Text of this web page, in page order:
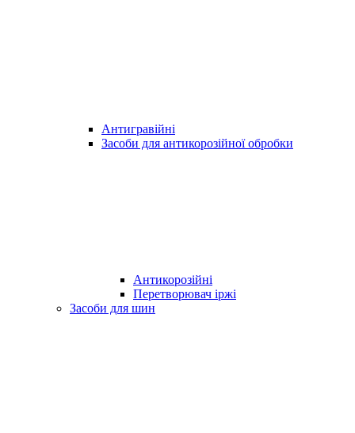
Антигравійні
Засоби для антикорозійної обробки
Антикорозійні
Перетворювач іржі
Засоби для шин